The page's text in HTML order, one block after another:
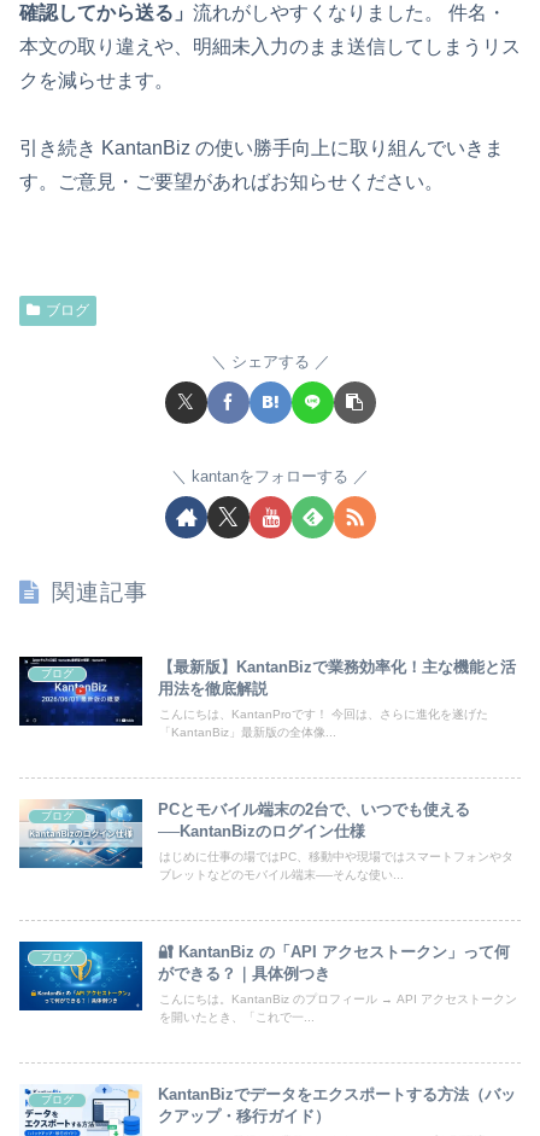
確認してから送る」 流れがしやすくなりました。 件名・
本文の取り違えや、明細未入力のまま送信してしまうリス
クを減らせます。
引き続き KantanBiz の使い勝手向上に取り組んでいきま
す。ご意見・ご要望があればお知らせください。
ブログ
シェアする
kantanをフォローする
関連記事
ブログ
【最新版】KantanBizで業務効率化！主な機能と活
用法を徹底解説
こんにちは、KantanProです！ 今回は、さらに進化を遂げた
「KantanBiz」最新版の全体像...
ブログ
PCとモバイル端末の2台で、いつでも使える
──KantanBizのログイン仕様
はじめに仕事の場ではPC、移動中や現場ではスマートフォンやタ
ブレットなどのモバイル端末──そんな使い...
ブログ
🔐 KantanBiz の「API アクセストークン」って何
ができる？｜具体例つき
こんにちは。KantanBiz のプロフィール → API アクセストークン
を開いたとき、「これで一...
ブログ
KantanBizでデータをエクスポートする方法（バッ
クアップ・移行ガイド）